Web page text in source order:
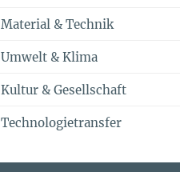
Material & Technik
Umwelt & Klima
Kultur & Gesellschaft
Technologietransfer